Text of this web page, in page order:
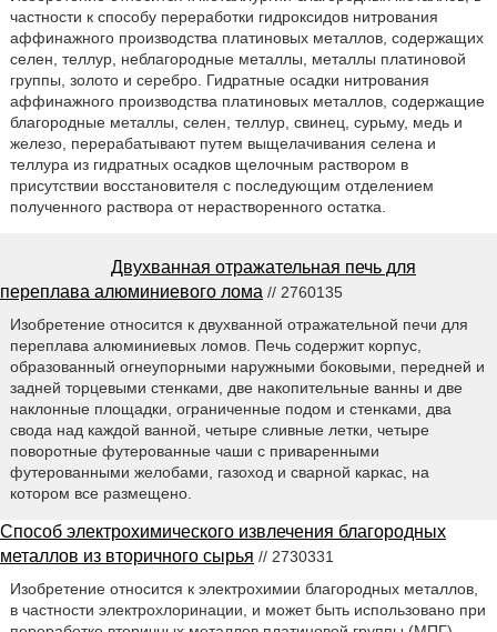
частности к способу переработки гидроксидов нитрования
аффинажного производства платиновых металлов, содержащих
селен, теллур, неблагородные металлы, металлы платиновой
группы, золото и серебро. Гидратные осадки нитрования
аффинажного производства платиновых металлов, содержащие
благородные металлы, селен, теллур, свинец, сурьму, медь и
железо, перерабатывают путем выщелачивания селена и
теллура из гидратных осадков щелочным раствором в
присутствии восстановителя с последующим отделением
полученного раствора от нерастворенного остатка.
Двухванная отражательная печь для
переплава алюминиевого лома // 2760135
Изобретение относится к двухванной отражательной печи для
переплава алюминиевых ломов. Печь содержит корпус,
образованный огнеупорными наружными боковыми, передней и
задней торцевыми стенками, две накопительные ванны и две
наклонные площадки, ограниченные подом и стенками, два
свода над каждой ванной, четыре сливные летки, четыре
поворотные футерованные чаши с приваренными
футерованными желобами, газоход и сварной каркас, на
котором все размещено.
Способ электрохимического извлечения благородных
металлов из вторичного сырья // 2730331
Изобретение относится к электрохимии благородных металлов,
в частности электрохлоринации, и может быть использовано при